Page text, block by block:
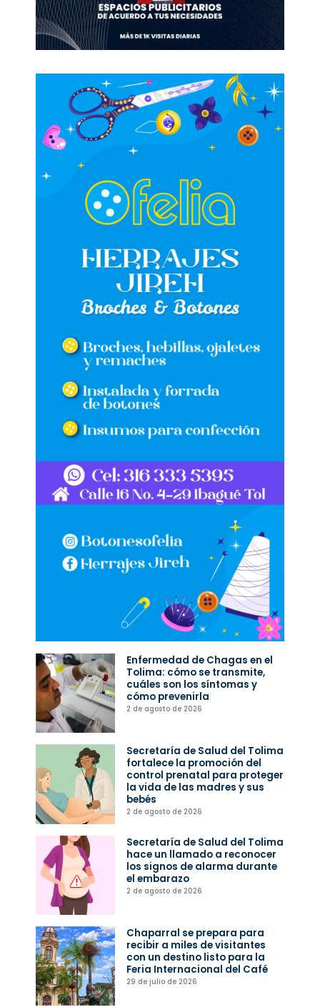
Enfermedad de Chagas en el
Tolima: cómo se transmite,
cuáles son los síntomas y
cómo prevenirla
2 de agosto de 2026
Secretaría de Salud del Tolima
fortalece la promoción del
control prenatal para proteger
la vida de las madres y sus
bebés
2 de agosto de 2026
Secretaría de Salud del Tolima
hace un llamado a reconocer
los signos de alarma durante
el embarazo
2 de agosto de 2026
Chaparral se prepara para
recibir a miles de visitantes
con un destino listo para la
Feria Internacional del Café
29 de julio de 2026